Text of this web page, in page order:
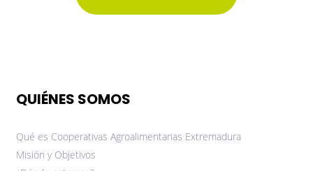
QUIÉNES SOMOS
Qué es Cooperativas Agroalimentarias Extremadura
Misión y Objetivos